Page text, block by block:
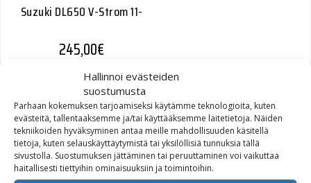
Hallinnoi evästeiden
suostumusta
Parhaan kokemuksen tarjoamiseksi käytämme teknologioita, kuten
evästeitä, tallentaaksemme ja/tai käyttääksemme laitetietoja. Näiden
tekniikoiden hyväksyminen antaa meille mahdollisuuden käsitellä
tietoja, kuten selauskäyttäytymistä tai yksilöllisiä tunnuksia tällä
sivustolla. Suostumuksen jättäminen tai peruuttaminen voi vaikuttaa
haitallisesti tiettyihin ominaisuuksiin ja toimintoihin.
Suzuki DL650 V-Strom 11-
245,00€